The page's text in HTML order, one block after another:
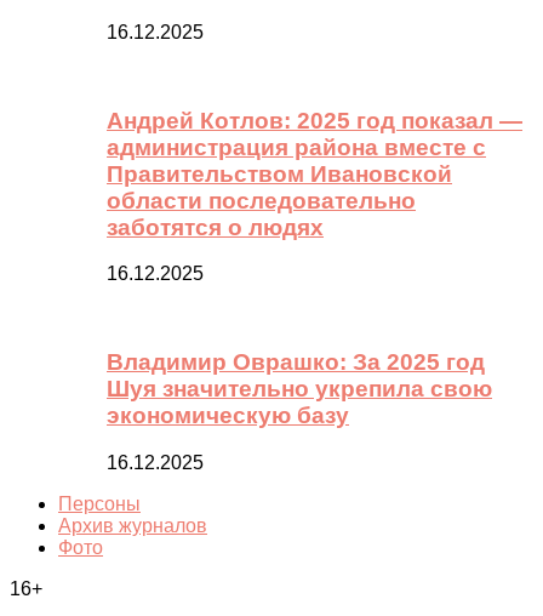
16.12.2025
Андрей Котлов: 2025 год показал —
администрация района вместе с
Правительством Ивановской
области последовательно
заботятся о людях
16.12.2025
Владимир Оврашко: За 2025 год
Шуя значительно укрепила свою
экономическую базу
16.12.2025
Персоны
Архив журналов
Фото
16+